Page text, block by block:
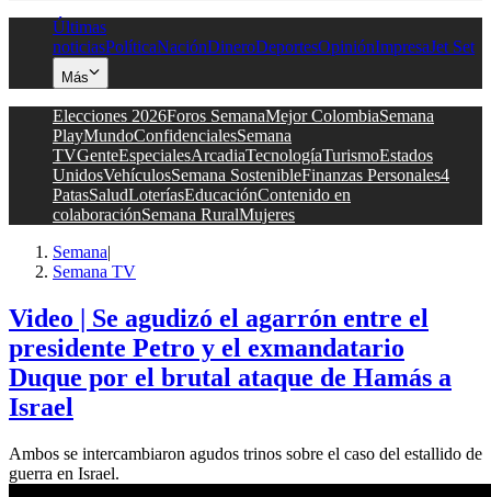
Últimas
noticiasPolíticaNaciónDineroDeportesOpiniónImpresaJet Set
Más
Elecciones 2026Foros SemanaMejor ColombiaSemana
PlayMundoConfidencialesSemana
TVGenteEspecialesArcadiaTecnologíaTurismoEstados
UnidosVehículosSemana SostenibleFinanzas Personales4
PatasSaludLoteríasEducaciónContenido en
colaboraciónSemana RuralMujeres
Semana|
Semana TV
Video | Se agudizó el agarrón entre el
presidente Petro y el exmandatario
Duque por el brutal ataque de Hamás a
Israel
Ambos se intercambiaron agudos trinos sobre el caso del estallido de
guerra en Israel.